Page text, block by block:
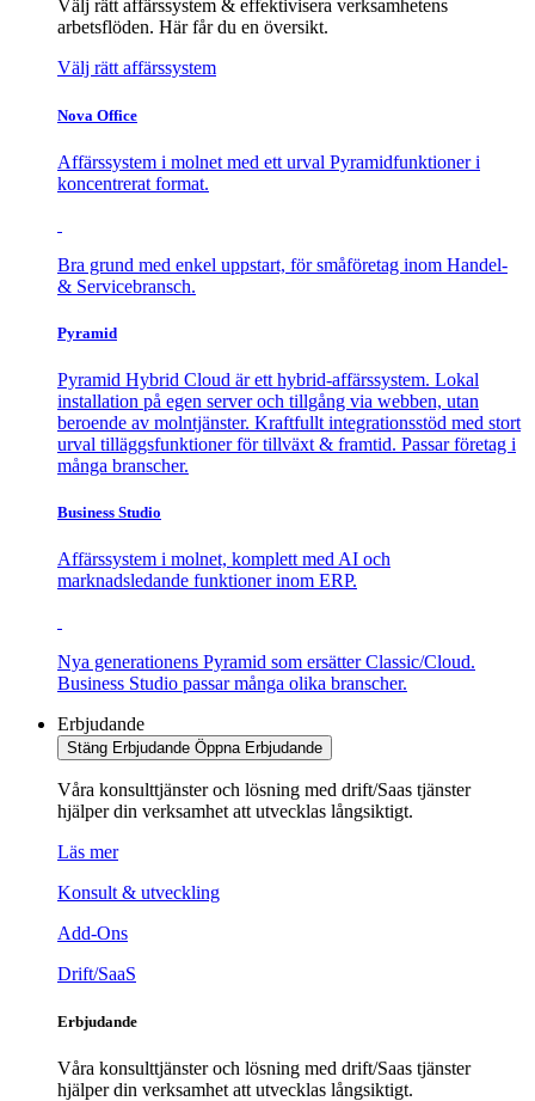
Välj rätt affärssystem & effektivisera verksamhetens
arbetsflöden. Här får du en översikt.
Välj rätt affärssystem
Nova Office
Affärssystem i molnet med ett urval Pyramidfunktioner i
koncentrerat format.
Bra grund med enkel uppstart, för småföretag inom Handel-
& Servicebransch.
Pyramid
Pyramid Hybrid Cloud är ett hybrid-affärssystem. Lokal
installation på egen server och tillgång via webben, utan
beroende av molntjänster. Kraftfullt integrationsstöd med stort
urval tilläggsfunktioner för tillväxt & framtid. Passar företag i
många branscher.
Business Studio
Affärssystem i molnet, komplett med AI och
marknadsledande funktioner inom ERP.
Nya generationens Pyramid som ersätter Classic/Cloud.
Business Studio passar många olika branscher.
Erbjudande
Stäng Erbjudande Öppna Erbjudande
Våra konsulttjänster och lösning med drift/Saas tjänster
hjälper din verksamhet att utvecklas långsiktigt.
Läs mer
Konsult & utveckling
Add-Ons
Drift/SaaS
Erbjudande
Våra konsulttjänster och lösning med drift/Saas tjänster
hjälper din verksamhet att utvecklas långsiktigt.